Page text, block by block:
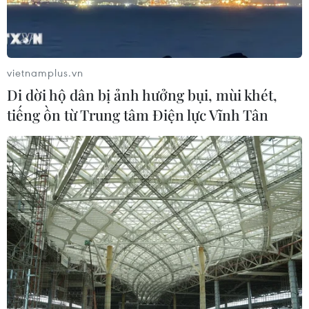
Đắk Nông: Rủ nhau đi tắm ao, hai cháu
nhỏ đuối nước thương tâm
13/05/2024 10:53
Theo chính quyền xã Quảng Hòa, huyện Đắk Glong,
vietnamplus.vn
Di dời hộ dân bị ảnh hưởng bụi, mùi khét,
tiếng ồn từ Trung tâm Điện lực Vĩnh Tân